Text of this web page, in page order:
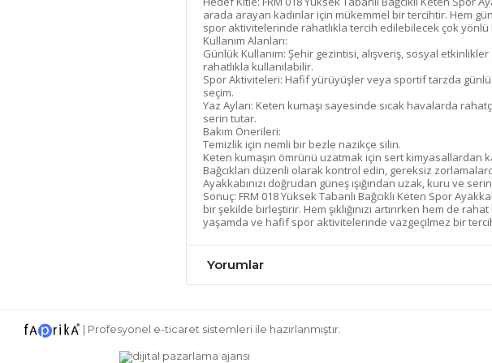
arada arayan kadınlar için mükemmel bir tercihtir. Hem
spor aktivitelerinde rahatlıkla tercih edilebilecek çok
Kullanım Alanları:
Günlük Kullanım: Şehir gezintisi, alışveriş, sosyal
rahatlıkla kullanılabilir.
Spor Aktiviteleri: Hafif yürüyüşler veya sportif tarzda
seçim.
Yaz Ayları: Keten kumaşı sayesinde sıcak havalarda
serin tutar.
Bakım Önerileri:
Temizlik için nemli bir bezle nazikçe silin.
Keten kumaşın ömrünü uzatmak için sert kimyasallardan
Bağcıkları düzenli olarak kontrol edin, gereksiz
Ayakkabınızı doğrudan güneş ışığından uzak, kuru ve
Sonuç: FRM 018 Yüksek Tabanlı Bağcıklı Keten Spor
bir şekilde birleştirir. Hem şıklığınızı artırırken hem de
yaşamda ve hafif spor aktivitelerinde vazgeçilmez bir
Yorumlar
Profesyonel e-ticaretsistemleri ile hazırlanmıştır.